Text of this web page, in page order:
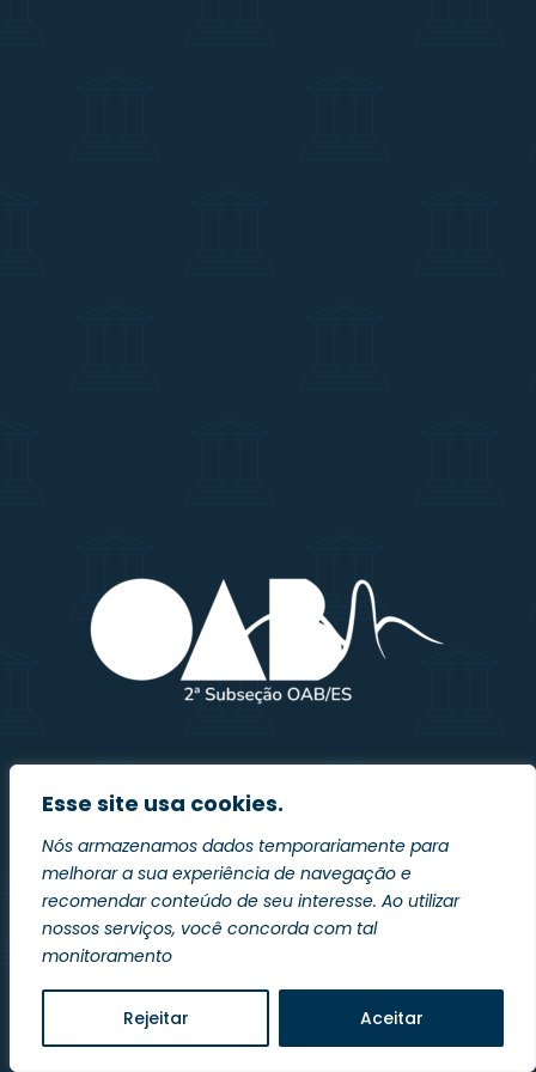
Esse site usa cookies.
Nós armazenamos dados temporariamente para
melhorar a sua experiência de navegação e
recomendar conteúdo de seu interesse. Ao utilizar
nossos serviços, você concorda com tal
monitoramento
Rejeitar Aceitar